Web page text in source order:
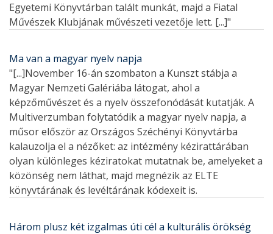
Egyetemi Könyvtárban talált munkát, majd a Fiatal
Művészek Klubjának művészeti vezetője lett. [...]"
Ma van a magyar nyelv napja
"[...]November 16-án szombaton a Kunszt stábja a
Magyar Nemzeti Galériába látogat, ahol a
képzőművészet és a nyelv összefonódását kutatják. A
Multiverzumban folytatódik a magyar nyelv napja, a
műsor először az Országos Széchényi Könyvtárba
kalauzolja el a nézőket: az intézmény kézirattárában
olyan különleges kéziratokat mutatnak be, amelyeket a
közönség nem láthat, majd megnézik az ELTE
könyvtárának és levéltárának kódexeit is.
Három plusz két izgalmas úti cél a kulturális örökség